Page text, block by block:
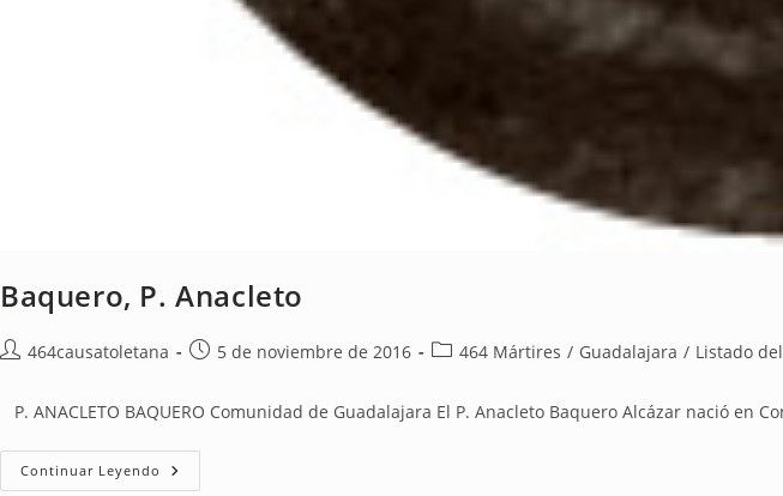
Baquero, P. Anacleto
464causatoletana 5 de noviembre de 2016 464 Mártires / Guadalajara / Listado
P. ANACLETO BAQUERO Comunidad de Guadalajara El P. Anacleto Baquero Alcázar nació
Continuar Leyendo